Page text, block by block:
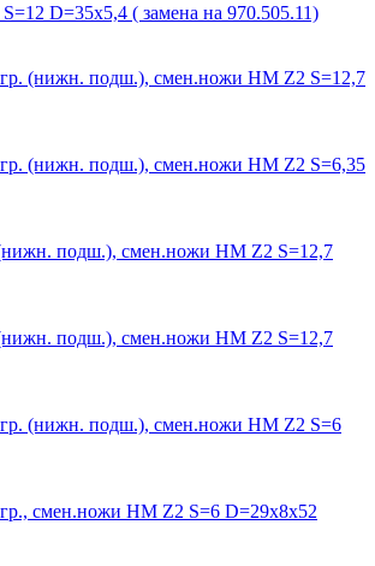
D=35x5,4 ( замена на 970.505.11)
(нижн. подш.), смен.ножи HM Z2 S=12,7
(нижн. подш.), смен.ножи HM Z2 S=6,35
(нижн. подш.), смен.ножи HM Z2 S=12,7
(нижн. подш.), смен.ножи HM Z2 S=12,7
(нижн. подш.), смен.ножи HM Z2 S=6
смен.ножи HM Z2 S=6 D=29x8x52